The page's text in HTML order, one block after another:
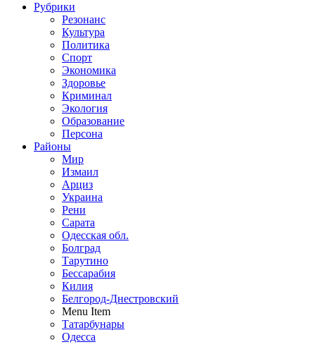
Рубрики
Резонанс
Культура
Политика
Спорт
Экономика
Здоровье
Криминал
Экология
Образование
Персона
Районы
Мир
Измаил
Арциз
Украина
Рени
Сарата
Одесская обл.
Болград
Тарутино
Бессарабия
Килия
Белгород-Днестровский
Menu Item
Татарбунары
Одесса